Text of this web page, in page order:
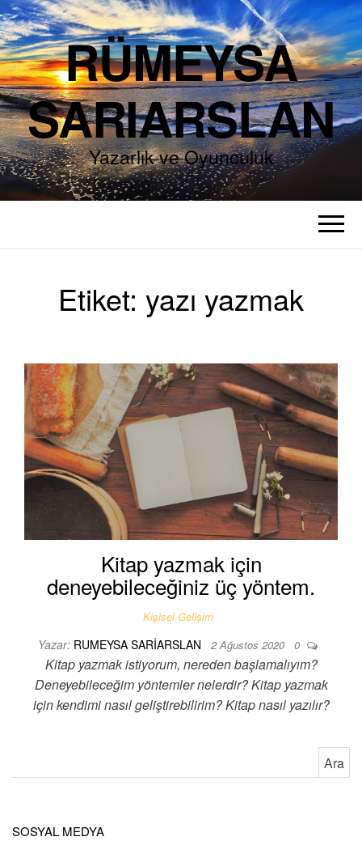
RÜMEYSA
SARIARSLAN
Yazarlık ve Oyunculuk
Etiket: yazı yazmak
Kitap yazmak için
deneyebileceğiniz üç yöntem.
Kişisel Gelişim
Yazar: RUMEYSA SARIARSLAN 2 Ağustos 2020 0
Kitap yazmak istiyorum, nereden başlamalıyım?
Deneyebileceğim yöntemler nelerdir? Kitap yazmak
için kendimi nasıl geliştirebilirim? Kitap nasıl yazılır?
SOSYAL MEDYA